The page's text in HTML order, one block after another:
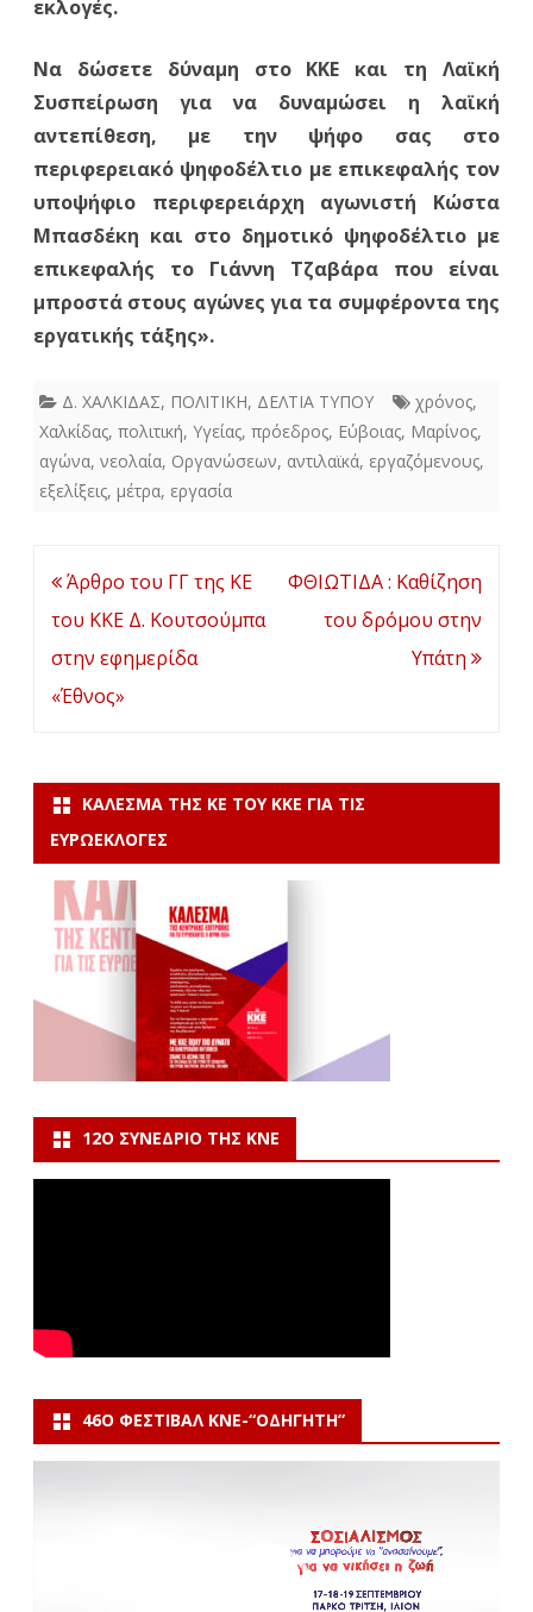
εκλογές.
Να δώσετε δύναμη στο ΚΚΕ και τη Λαϊκή
Συσπείρωση για να δυναμώσει η λαϊκή
αντεπίθεση, με την ψήφο σας στο
περιφερειακό ψηφοδέλτιο με επικεφαλής τον
υποψήφιο περιφερειάρχη αγωνιστή Κώστα
Μπασδέκη και στο δημοτικό ψηφοδέλτιο με
επικεφαλής το Γιάννη Τζαβάρα που είναι
μπροστά στους αγώνες για τα συμφέροντα της
εργατικής τάξης».
Δ. ΧΑΛΚΙΔΑΣ, ΠΟΛΙΤΙΚΗ, ΔΕΛΤΙΑ ΤΥΠΟΥ χρόνος,
Χαλκίδας, πολιτική, Υγείας, πρόεδρος, Εύβοιας, Μαρίνος,
αγώνα, νεολαία, Οργανώσεων, αντιλαϊκά, εργαζόμενους,
εξελίξεις, μέτρα, εργασία
Πλοήγηση
άρθρων
Άρθρο του ΓΓ της ΚΕ
του ΚΚΕ Δ. Κουτσούμπα
στην εφημερίδα
«Έθνος»
ΦΘΙΩΤΙΔΑ : Καθίζηση
του δρόμου στην
Υπάτη
ΚΆΛΕΣΜΑ ΤΗΣ ΚΕ ΤΟΥ ΚΚΕ ΓΙΑ ΤΙΣ
ΕΥΡΩΕΚΛΟΓΈΣ
12Ο ΣΥΝΈΔΡΙΟ ΤΗΣ ΚΝΕ
46Ο ΦΕΣΤΙΒΆΛ ΚΝΕ-“ΟΔΗΓΗΤΗ”
Πρόγραμμα